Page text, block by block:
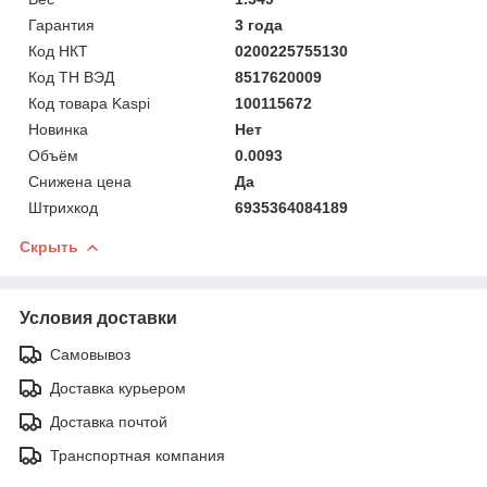
Гарантия
3 года
Код НКТ
0200225755130
Код ТН ВЭД
8517620009
Код товара Kaspi
100115672
Новинка
Нет
Объём
0.0093
Снижена цена
Да
Штрихкод
6935364084189
Скрыть
Условия доставки
Самовывоз
Доставка курьером
Доставка почтой
Транспортная компания